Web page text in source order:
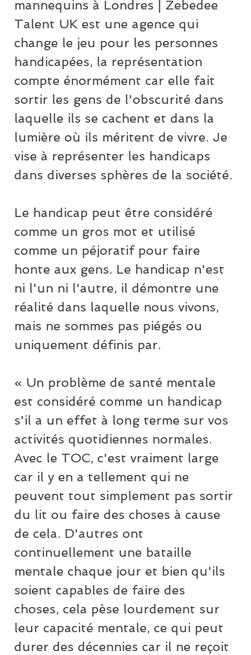
mannequins à Londres | Zebedee
Talent UK est une agence qui
change le jeu pour les personnes
handicapées, la représentation
compte énormément car elle fait
sortir les gens de l'obscurité dans
laquelle ils se cachent et dans la
lumière où ils méritent de vivre. Je
vise à représenter les handicaps
dans diverses sphères de la société.
Le handicap peut être considéré
comme un gros mot et utilisé
comme un péjoratif pour faire
honte aux gens. Le handicap n'est
ni l'un ni l'autre, il démontre une
réalité dans laquelle nous vivons,
mais ne sommes pas piégés ou
uniquement définis par.
« Un problème de santé mentale
est considéré comme un handicap
s'il a un effet à long terme sur vos
activités quotidiennes normales.
Avec le TOC, c'est vraiment large
car il y en a tellement qui ne
peuvent tout simplement pas sortir
du lit ou faire des choses à cause
de cela. D'autres ont
continuellement une bataille
mentale chaque jour et bien qu'ils
soient capables de faire des
choses, cela pèse lourdement sur
leur capacité mentale, ce qui peut
durer des décennies car il ne reçoit